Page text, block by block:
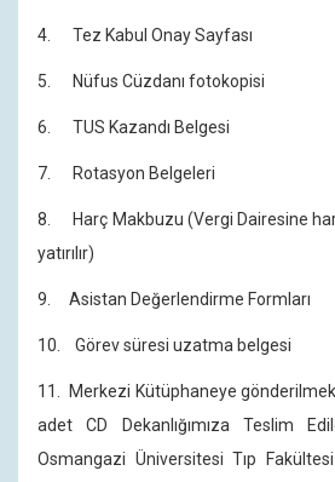
4. Tez Kabul Onay Sayfası
5. Nüfus Cüzdanı fotokopisi
6. TUS Kazandı Belgesi
7. Rotasyon Belgeleri
8. Harç Makbuzu (Vergi Dairesine
yatırılır)
9. Asistan Değerlendirme Formları
10. Görev süresi uzatma belgesi
11. Merkezi Kütüphaneye
adet CD Dekanlığımıza Teslim
Osmangazi Üniversitesi Tıp